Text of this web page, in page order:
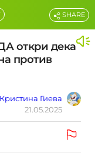
откри дека
против
Кристина Гиева
21.05.2025
SHARE